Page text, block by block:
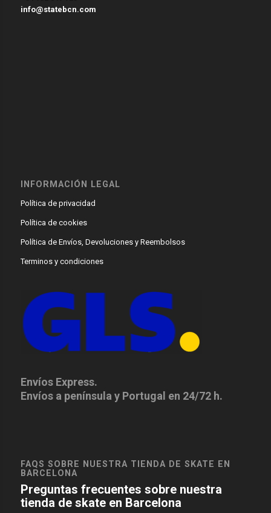
info@statebcn.com
INFORMACIÓN LEGAL
Política de privacidad
Política de cookies
Política de Envíos, Devoluciones y Reembolsos
Terminos y condiciones
Envíos Express.
Envíos a península y Portugal en 24/72 h.
FAQS SOBRE NUESTRA TIENDA DE SKATE EN
BARCELONA
Preguntas frecuentes sobre nuestra
tienda de skate en Barcelona